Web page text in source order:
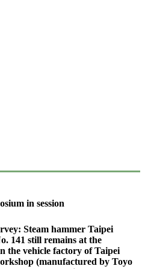
in session
Steam hammer Taipei
141 still remains at the
the vehicle factory of Taipei
(manufactured by Toyo